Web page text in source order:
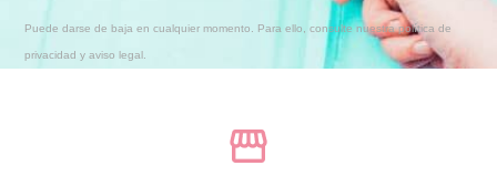
Puede darse de baja en cualquier momento. Para ello, consulte nuestra política de
privacidad y aviso legal.